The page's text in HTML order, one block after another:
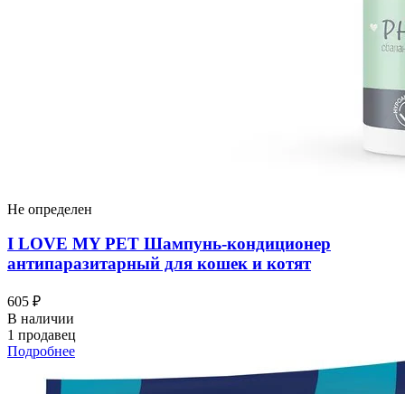
Не определен
I LOVЕ MY PET Шампунь-кондиционер
антипаразитарный для кошек и котят
605 ₽
В наличии
1 продавец
Подробнее